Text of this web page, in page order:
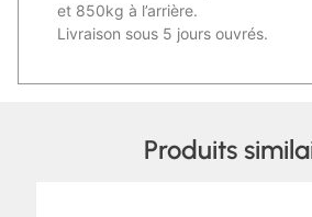
et 850kg à l’arrière.
Livraison sous 5 jours ouvrés.
Produits